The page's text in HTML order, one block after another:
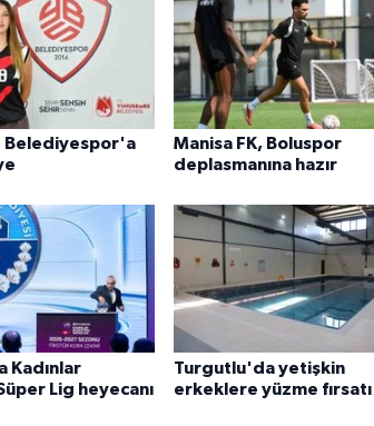
Belediyespor'a
Manisa FK, Boluspor
deplasmanına hazır
Kadınlar
Lig heyecanı
Turgutlu'da yetişkin
erkeklere yüzme fırsatı